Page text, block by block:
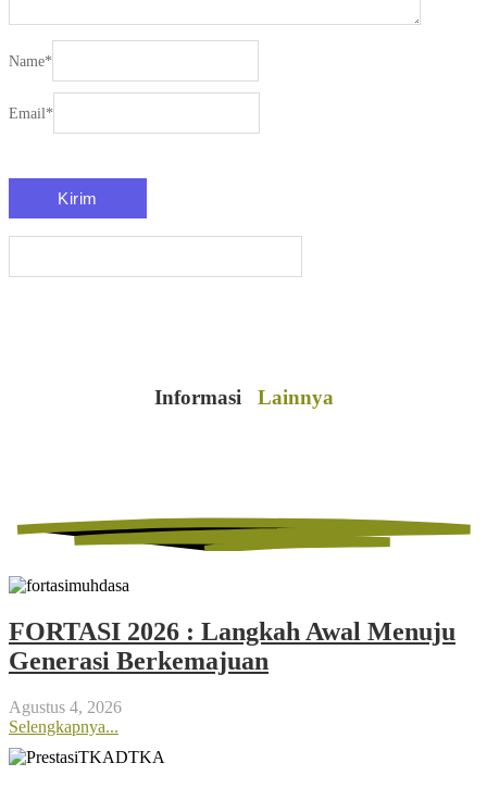
Name*
Email*
Informasi Lainnya
FORTASI 2026 : Langkah Awal Menuju
Generasi Berkemajuan
Agustus 4, 2026
Selengkapnya...